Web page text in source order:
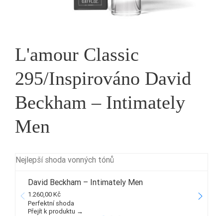
L'amour Classic
295/Inspirováno David
Beckham – Intimately
Men
Nejlepší shoda vonných tónů
David Beckham – Intimately Men
1.260,00 Kč
Perfektní shoda
Přejít k produktu →